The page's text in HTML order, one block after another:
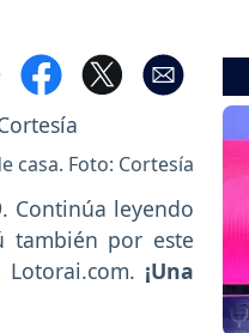
casa. Foto: Cortesía
Continúa leyendo
también por este
¡Una